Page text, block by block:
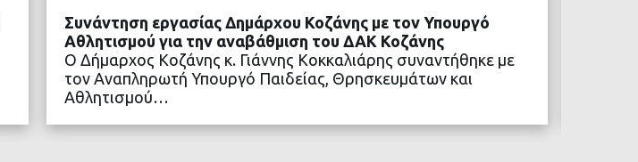
Συνάντηση εργασίας Δημάρχου Κοζάνης με τον Υπουργό
Αθλητισμού για την αναβάθμιση του ΔΑΚ Κοζάνης
Ο Δήμαρχος Κοζάνης κ. Γιάννης Κοκκαλιάρης συναντήθηκε με
τον Αναπληρωτή Υπουργό Παιδείας, Θρησκευμάτων και
Αθλητισμού…